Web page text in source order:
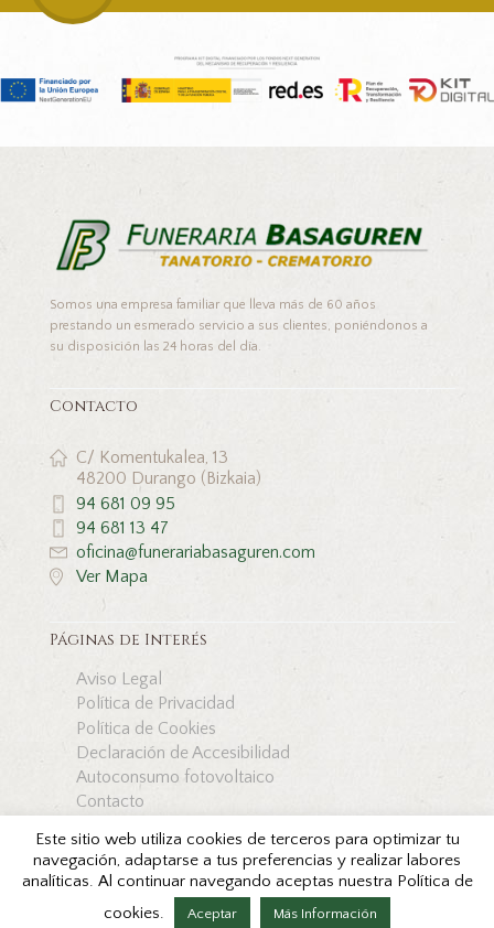
Somos una empresa familiar que lleva más de 60 años
prestando un esmerado servicio a sus clientes, poniéndonos a
su disposición las 24 horas del día.
Contacto
C/ Komentukalea, 13
48200 Durango (Bizkaia)
94 681 09 95
94 681 13 47
oficina@funerariabasaguren.com
Ver Mapa
Páginas de Interés
Aviso Legal
Política de Privacidad
Política de Cookies
Declaración de Accesibilidad
Autoconsumo fotovoltaico
Contacto
Copyright © Funeraria Basaguren 2026. Todos los
derechos reservados by
Este sitio web utiliza cookies de terceros para optimizar tu
navegación, adaptarse a tus preferencias y realizar labores
analíticas. Al continuar navegando aceptas nuestra Política de
cookies.
Aceptar Más Información